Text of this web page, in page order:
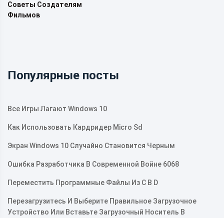
Советы Создателям
Фильмов
Популярные посты
Все Игры Лагают Windows 10
Как Использовать Кардридер Micro Sd
Экран Windows 10 Случайно Становится Черным
Ошибка Разработчика В Современной Войне 6068
Переместить Программные Файлы Из C В D
Перезагрузитесь И Выберите Правильное Загрузочное
Устройство Или Вставьте Загрузочный Носитель В